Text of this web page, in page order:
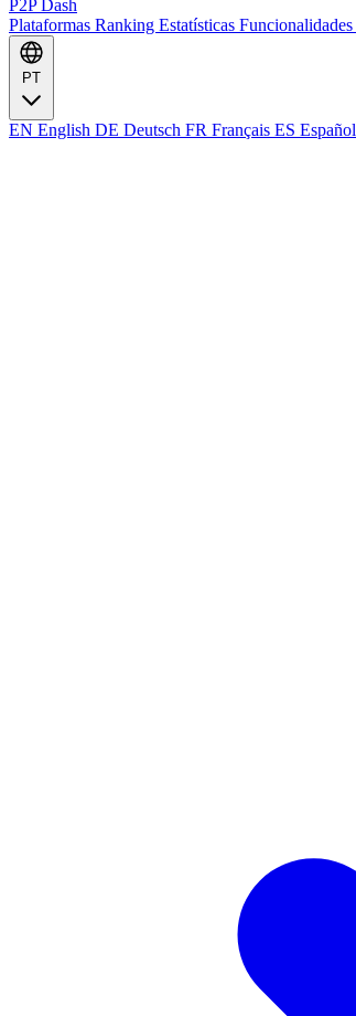
P2P Dash
Plataformas Ranking Estatísticas Funcionalidades
PT
EN English DE Deutsch FR Français ES Español